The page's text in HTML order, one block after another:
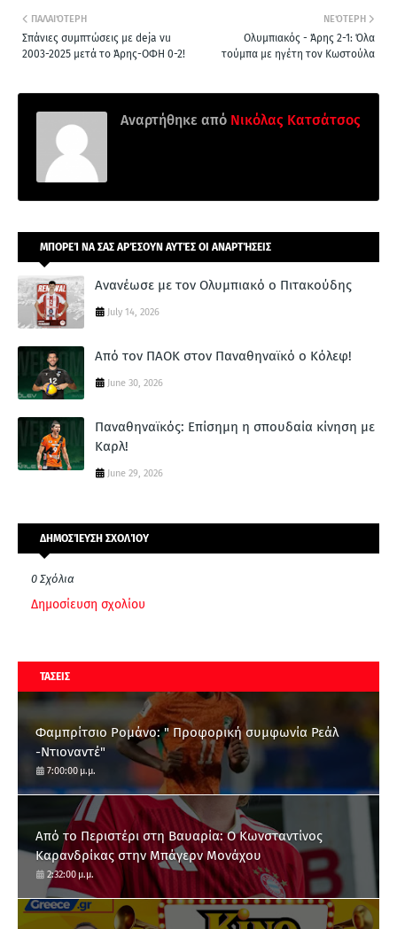
ΝΕΌΤΕΡΗ
Ολυμπιακός - Άρης 2-1: Όλα
τούμπα με ηγέτη τον Κωστούλα
ΠΑΛΑΙΌΤΕΡΗ
Σπάνιες συμπτώσεις με deja vu
2003-2025 μετά το Άρης-ΟΦΗ 0-2!
Αναρτήθηκε από Νικόλας Κατσάτσος
ΜΠΟΡΕΊ ΝΑ ΣΑΣ ΑΡΈΣΟΥΝ ΑΥΤΈΣ ΟΙ ΑΝΑΡΤΉΣΕΙΣ
Ανανέωσε με τον Ολυμπιακό ο Πιτακούδης
July 14, 2026
Από τον ΠΑΟΚ στον Παναθηναϊκό ο Κόλεφ!
June 30, 2026
Παναθηναϊκός: Επίσημη η σπουδαία κίνηση με
Καρλ!
June 29, 2026
ΔΗΜΟΣΊΕΥΣΗ ΣΧΟΛΊΟΥ
0 Σχόλια
Δημοσίευση σχολίου
ΤΑΣΕΙΣ
Φαμπρίτσιο Ρομάνο: " Προφορική συμφωνία Ρεάλ
-Ντιοναντέ"
7:00:00 μ.μ.
Από το Περιστέρι στη Βαυαρία: O Κωνσταντίνος
Καρανδρίκας στην Μπάγερν Μονάχου
2:32:00 μ.μ.